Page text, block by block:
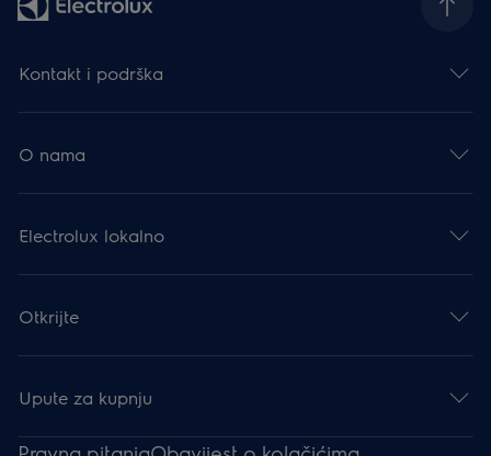
Kontakt i podrška
O nama
Electrolux lokalno
Otkrijte
Upute za kupnju